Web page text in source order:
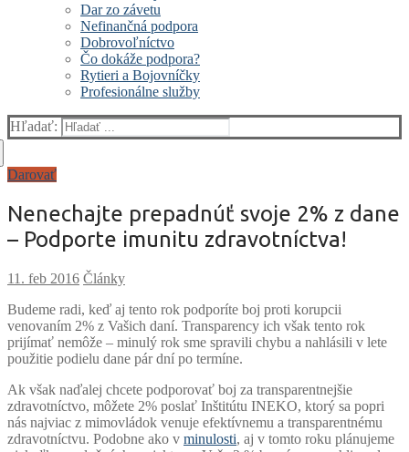
Dar zo závetu
Nefinančná podpora
Dobrovoľníctvo
Čo dokáže podpora?
Rytieri a Bojovníčky
Profesionálne služby
Hľadať:
Darovať
Nenechajte prepadnúť svoje 2% z dane
– Podporte imunitu zdravotníctva!
Články
Budeme radi, keď aj tento rok podporíte boj proti korupcii
venovaním 2% z Vašich daní. Transparency ich však tento rok
prijímať nemôže – minulý rok sme spravili chybu a nahlásili v lete
použitie podielu dane pár dní po termíne.
Ak však naďalej chcete podporovať boj za transparentnejšie
zdravotníctvo, môžete 2% poslať Inštitútu INEKO, ktorý sa popri
nás najviac z mimovládok venuje efektívnemu a transparentnému
zdravotníctvu. Podobne ako v minulosti, aj v tomto roku plánujeme